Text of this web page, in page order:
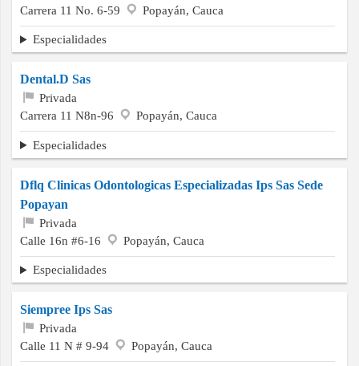
Carrera 11 No. 6-59
Popayán, Cauca
Especialidades
Dental.D Sas
Privada
Carrera 11 N8n-96
Popayán, Cauca
Especialidades
Dflq Clinicas Odontologicas Especializadas Ips Sas Sede
Popayan
Privada
Calle 16n #6-16
Popayán, Cauca
Especialidades
Siempree Ips Sas
Privada
Calle 11 N # 9-94
Popayán, Cauca